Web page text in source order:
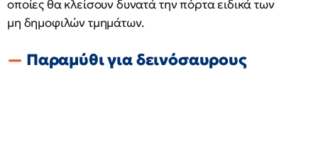
οποίες θα κλείσουν δυνατά την πόρτα ειδικά των
μη δημοφιλών τμημάτων.
Παραμύθι για δεινόσαυρους